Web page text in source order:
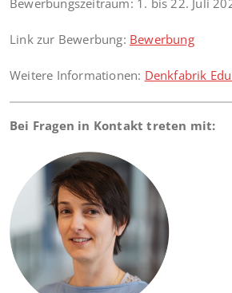
Bewerbungszeitraum: 1. bis 22. Juli
Link zur Bewerbung: Bewerbung
Weitere Informationen: Denkfabrik
Bei Fragen in Kontakt treten mit: